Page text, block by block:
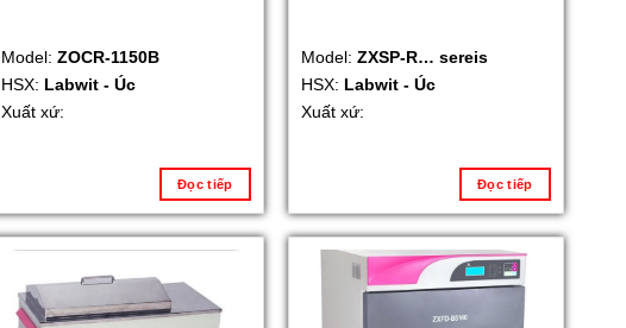
Model: ZOCR-1150B
HSX: Labwit - Úc
Xuất xứ:
Đọc tiếp
Model: ZXSP-R… sereis
HSX: Labwit - Úc
Xuất xứ:
Đọc tiếp